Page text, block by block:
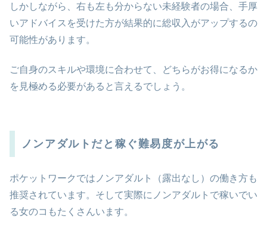
しかしながら、右も左も分からない未経験者の場合、手厚
いアドバイスを受けた方が結果的に総収入がアップするの
可能性があります。
ご自身のスキルや環境に合わせて、どちらがお得になるか
を見極める必要があると言えるでしょう。
ノンアダルトだと稼ぐ難易度が上がる
ポケットワークではノンアダルト（露出なし）の働き方も
推奨されています。そして実際にノンアダルトで稼いでい
る女のコもたくさんいます。